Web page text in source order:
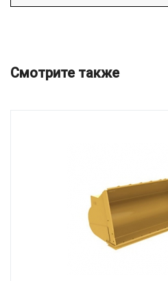
Смотрите также